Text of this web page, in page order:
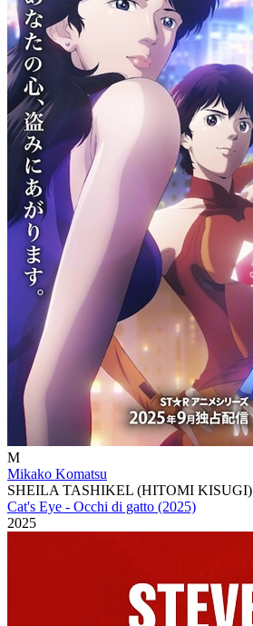
M
Mikako Komatsu
SHEILA TASHIKEL (HITOMI KISUGI)
Cat's Eye - Occhi di gatto (2025)
2025